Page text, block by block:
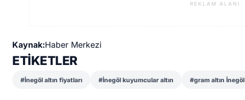
REKLAM ALANI
Kaynak:Haber Merkezi
ETİKETLER
#İnegöl altın fiyatları #İnegöl kuyumcular altın #gram altın İnegöl